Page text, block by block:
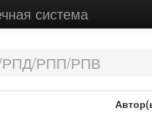
система
РПП/РПВ